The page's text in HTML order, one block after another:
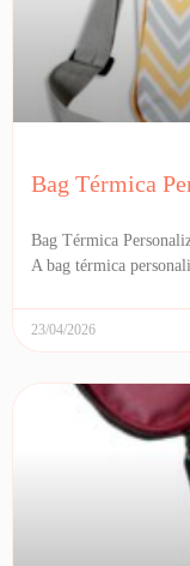
Bag Térmica
Bag Térmica
A bag térmica
23/04/2026